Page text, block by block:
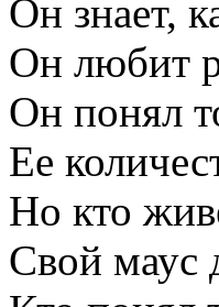
Он знает,
Он любит
Он понял
Ее
Но кто
Свой маус